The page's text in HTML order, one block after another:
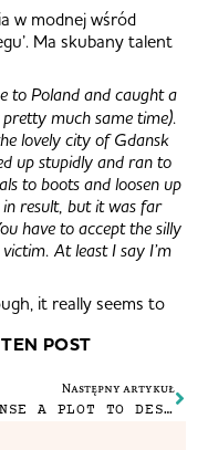
w modnej wśród
Ma skubany talent
to Poland and caught a
much same time).
lovely city of Gdansk
up stupidly and ran to
to boots and loosen up
result, but it was far
have to accept the silly
At least I say I’m
it really seems to
POST
Następny artykuł
I SENSE A PLOT TO DESTROY THE JEDI